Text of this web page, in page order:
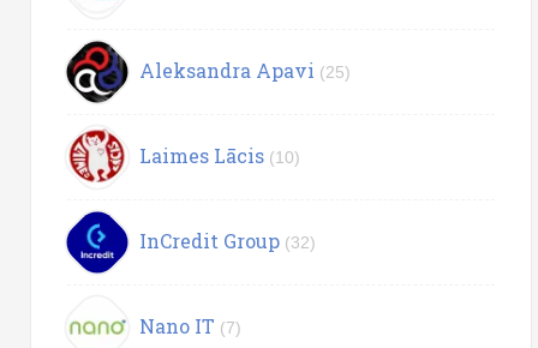
Aleksandra Apavi (25)
Laimes Lācis (10)
InCredit Group (32)
Nano IT (7)